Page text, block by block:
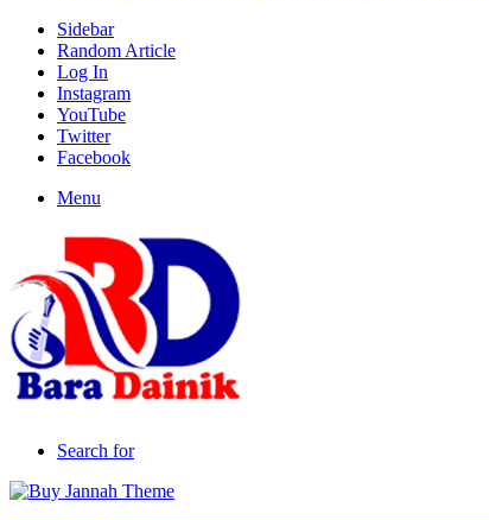
Sidebar
Random Article
Log In
Instagram
YouTube
Twitter
Facebook
Menu
Search for